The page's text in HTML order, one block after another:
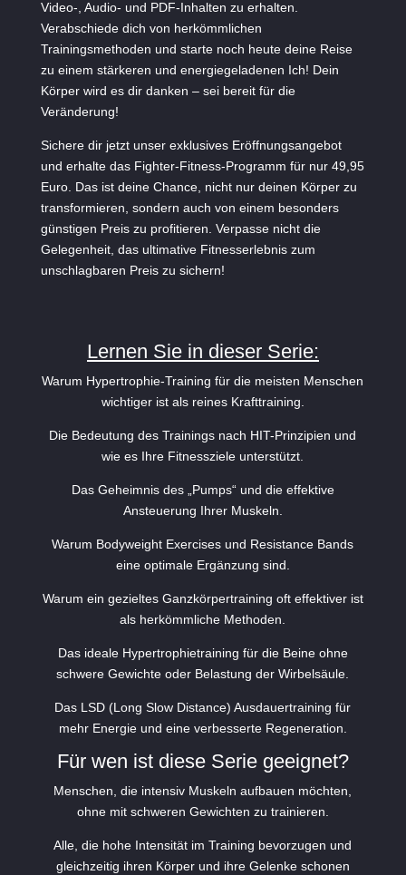
Video-, Audio- und PDF-Inhalten zu erhalten.
Verabschiede dich von herkömmlichen
Trainingsmethoden und starte noch heute deine Reise
zu einem stärkeren und energiegeladenen Ich! Dein
Körper wird es dir danken – sei bereit für die
Veränderung!
Sichere dir jetzt unser exklusives Eröffnungsangebot
und erhalte das Fighter-Fitness-Programm für nur 49,95
Euro. Das ist deine Chance, nicht nur deinen Körper zu
transformieren, sondern auch von einem besonders
günstigen Preis zu profitieren. Verpasse nicht die
Gelegenheit, das ultimative Fitnesserlebnis zum
unschlagbaren Preis zu sichern!
Lernen Sie in dieser Serie:
Warum Hypertrophie-Training für die meisten Menschen
wichtiger ist als reines Krafttraining.
Die Bedeutung des Trainings nach HIT-Prinzipien und
wie es Ihre Fitnessziele unterstützt.
Das Geheimnis des „Pumps“ und die effektive
Ansteuerung Ihrer Muskeln.
Warum Bodyweight Exercises und Resistance Bands
eine optimale Ergänzung sind.
Warum ein gezieltes Ganzkörpertraining oft effektiver ist
als herkömmliche Methoden.
Das ideale Hypertrophietraining für die Beine ohne
schwere Gewichte oder Belastung der Wirbelsäule.
Das LSD (Long Slow Distance) Ausdauertraining für
mehr Energie und eine verbesserte Regeneration.
Für wen ist diese Serie geeignet?
Menschen, die intensiv Muskeln aufbauen möchten,
ohne mit schweren Gewichten zu trainieren.
Alle, die hohe Intensität im Training bevorzugen und
gleichzeitig ihren Körper und ihre Gelenke schonen